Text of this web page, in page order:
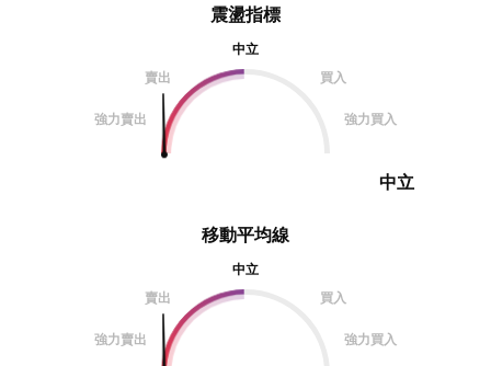
震盪指標
中立
賣出
買入
強力賣出 強力買入
中立
移動平均線
中立
賣出
買入
強力賣出 強力買入